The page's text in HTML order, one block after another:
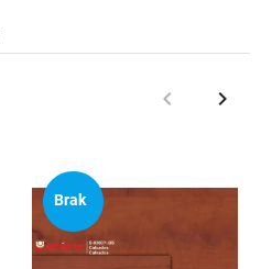
Poprzedni
keyboard_arrow_left keyboard_arrow_right
Brak